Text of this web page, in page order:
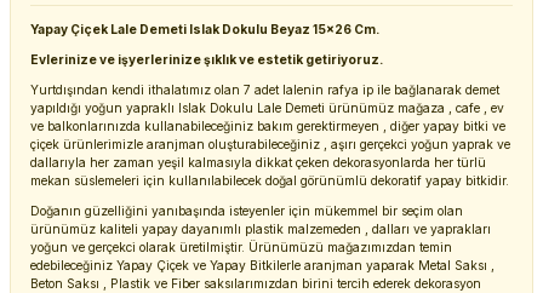
Yapay Çiçek Lale Demeti Islak Dokulu Beyaz 15x26 Cm.
Evlerinize ve işyerlerinize şıklık ve estetik getiriyoruz.
Yurtdışından kendi ithalatımız olan 7 adet lalenin rafya ip ile bağlanarak demet
yapıldığı yoğun yapraklı Islak Dokulu Lale Demeti ürünümüz mağaza , cafe , ev
ve balkonlarınızda kullanabileceğiniz bakım gerektirmeyen , diğer yapay bitki ve
çiçek ürünlerimizle aranjman oluşturabileceğiniz , aşırı gerçekci yoğun yaprak ve
dallarıyla her zaman yeşil kalmasıyla dikkat çeken dekorasyonlarda her türlü
mekan süslemeleri için kullanılabilecek doğal görünümlü dekoratif yapay bitkidir.
Doğanın güzelliğini yanıbaşında isteyenler için mükemmel bir seçim olan
ürünümüz kaliteli yapay dayanımlı plastik malzemeden , dalları ve yaprakları
yoğun ve gerçekci olarak üretilmiştir. Ürünümüzü mağazımızdan temin
edebileceğiniz Yapay Çiçek ve Yapay Bitkilerle aranjman yaparak Metal Saksı ,
Beton Saksı , Plastik ve Fiber saksılarımızdan birini tercih ederek dekorasyon